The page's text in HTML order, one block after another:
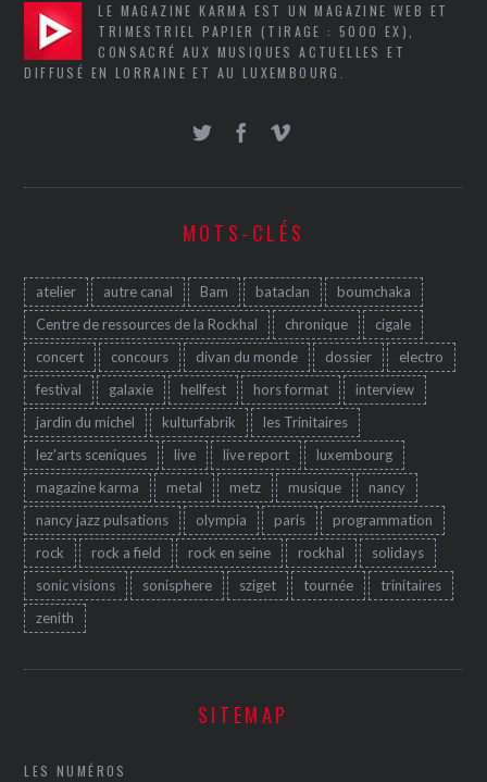
LE MAGAZINE KARMA EST UN MAGAZINE WEB ET
TRIMESTRIEL PAPIER (TIRAGE : 5000 EX),
CONSACRÉ AUX MUSIQUES ACTUELLES ET
DIFFUSÉ EN LORRAINE ET AU LUXEMBOURG.
MOTS-CLÉS
atelier autre canal Bam bataclan
boumchaka
Centre de ressources de la Rockhal
chronique
cigale
concert
concours divan du monde dossier
electro
festival
galaxie hellfest hors format
interview
jardin du michel
kulturfabrik
les Trinitaires
lez'arts sceniques
live live report
luxembourg
magazine karma
metal metz musique
nancy
nancy jazz pulsations
olympia paris
programmation
rock
rock a field rock en seine rockhal
solidays
sonic visions
sonisphere sziget tournée
trinitaires
zenith
SITEMAP
LES NUMÉROS